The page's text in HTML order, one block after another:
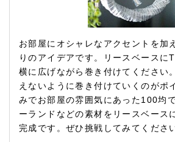
お部屋にオシャレなアクセントを加
りのアイデアです。リースベースに
横に広げながら巻き付けてください
えないように巻き付けていくのがポ
みでお部屋の雰囲気にあった100均
ーランドなどの素材をリースベース
完成です。ぜひ挑戦してみてくださ